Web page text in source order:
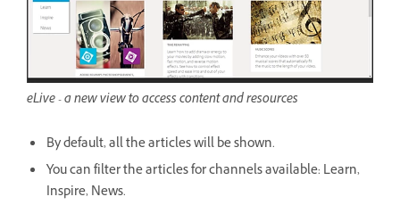
eLive - a new view to access content and resources
By default, all the articles will be shown.
You can filter the articles for channels available: Learn,
Inspire, News.